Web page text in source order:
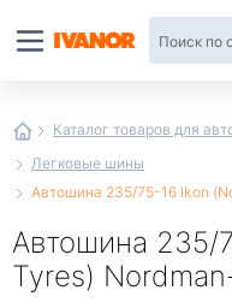
Каталог товаров для
Легковые шины
Автошина 235/75-16 Ikon
Автошина 235/
Tyrеs)